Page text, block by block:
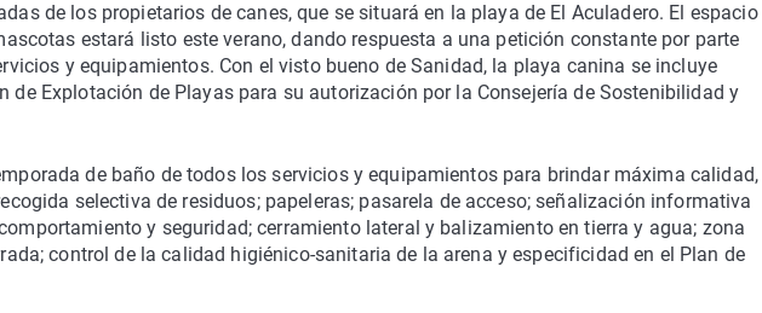
de los propietarios de canes, que se situará en la playa de El Aculadero. El espacio
estará listo este verano, dando respuesta a una petición constante por parte
y equipamientos. Con el visto bueno de Sanidad, la playa canina se incluye
de Explotación de Playas para su autorización por la Consejería de Sostenibilidad y
de baño de todos los servicios y equipamientos para brindar máxima calidad,
selectiva de residuos; papeleras; pasarela de acceso; señalización informativa
y seguridad; cerramiento lateral y balizamiento en tierra y agua; zona
control de la calidad higiénico-sanitaria de la arena y especificidad en el Plan de